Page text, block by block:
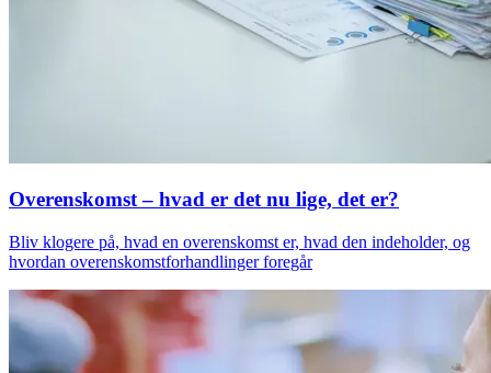
Overenskomst – hvad er det nu lige, det er?
Bliv klogere på, hvad en overenskomst er, hvad den indeholder, og
hvordan overenskomstforhandlinger foregår